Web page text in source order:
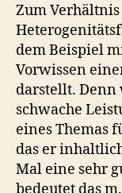
Zum
dem Beispiel
Vorwissen
darstellt. Denn
schwache
eines Themas
das er
Mal eine sehr
bedeutet das